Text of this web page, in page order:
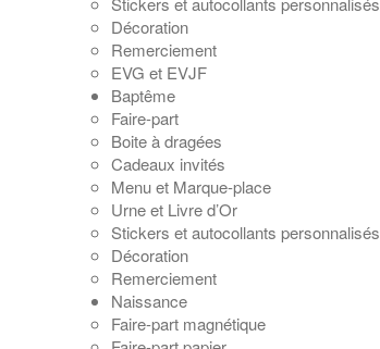
Décoration
Remerciement
EVG et EVJF
Baptême
Faire-part
Boite à dragées
Cadeaux invités
Menu et Marque-place
Urne et Livre d’Or
Stickers et autocollants personnalisés
Décoration
Remerciement
Naissance
Faire-part magnétique